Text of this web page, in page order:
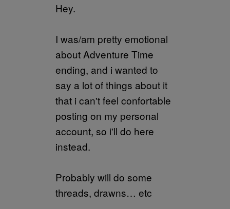
Hey.
I was/am pretty emotional
about Adventure Time
ending, and i wanted to
say a lot of things about it
that i can't feel confortable
posting on my personal
account, so i'll do here
instead.
Probably will do some
threads, drawns… etc